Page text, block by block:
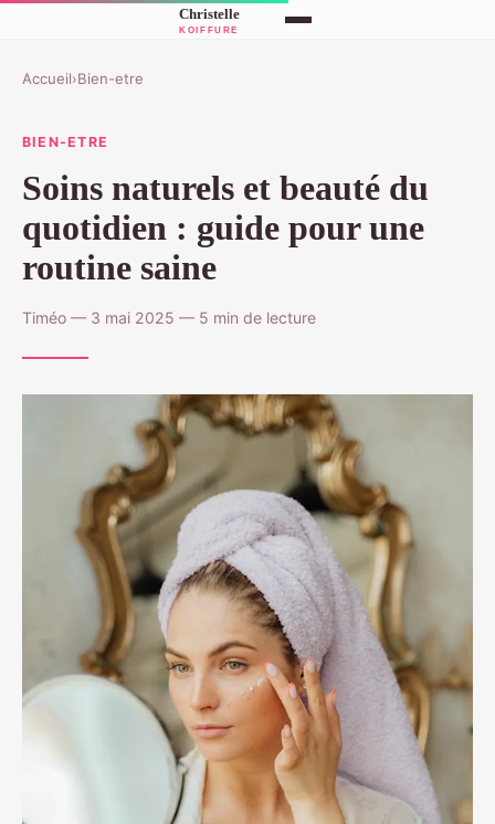
Accueil›Bien-etre
BIEN-ETRE
Soins naturels et beauté du
quotidien : guide pour une
routine saine
Timéo — 3 mai 2025 — 5 min de lecture